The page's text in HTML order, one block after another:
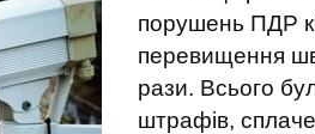
порушень ПДР
перевищення
рази. Всього
штрафів,